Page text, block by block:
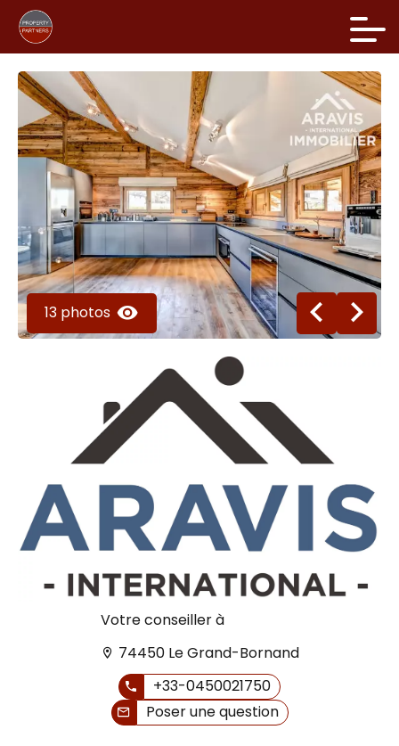
13 photos
Votre conseiller à
74450 Le Grand-Bornand
+33-0450021750
Poser une question